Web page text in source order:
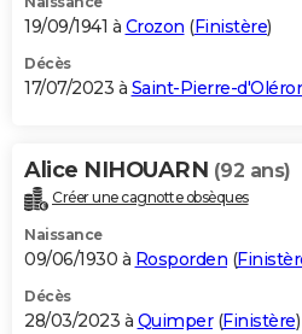
19/09/1941 à Crozon (Finistère)
Décès
17/07/2023 à Saint-Pierre-
Alice NIHOUARN (92 ans)
Créer une cagnotte obsèques
Naissance
09/06/1930 à Rosporden (
Décès
28/03/2023 à Quimper(Finistère)